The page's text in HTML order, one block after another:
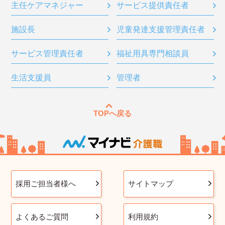
主任ケアマネジャー サービス提供責任者
施設長 児童発達支援管理責任者
サービス管理責任者 福祉用具専門相談員
生活支援員 管理者
TOPへ戻る
採用ご担当者様へ サイトマップ
よくあるご質問 利用規約